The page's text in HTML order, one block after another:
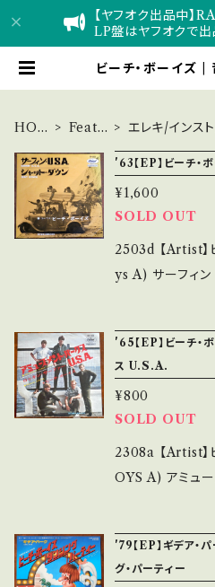
【ヤフオク出品中
LP盤はヤフオクで出
ビーチ・ボーイズ |
HOM
Featu
エレキ/インス
'63【EP】ビーチ・
¥1,600
SOLD OUT
2503d 【Artist】ビー
ys A) サーフィン U.S.A.(Surfin' U.S.A.) B) S
ミュージック
e/
【Condition】
Wジャケ) *ジャケ内しみ
____________ 【About the
説明】 S・新品未
しています。 *中古という事をご理解して頂ける
方のご購入をお
'65【EP】ビーチ・
ス U.S.A.
¥800
SOLD OUT
2308a 【Artist】ビー
OYS A) アミューズメント・パークス U.S.A (A
Note】 1965 /
聴: https://
'79【EP】ギデア・
グ・パーティー